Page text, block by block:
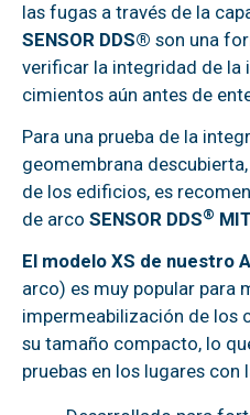
las fugas a través de la
SENSOR DDS® son una
verificar la integridad de la
cimientos aún antes de
Para una prueba de la
geomembrana
de los edificios, es
de arco SENSOR DDS®
El modelo XS de nuestro
arco) es muy popular para
impermeabilización de los
su tamaño compacto, lo
pruebas en los lugares